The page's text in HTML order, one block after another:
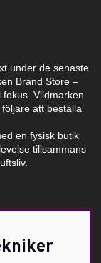
under de senaste
Brand Store –
Vildmarken
att beställa
en fysisk butik
tillsammans
e-post!*